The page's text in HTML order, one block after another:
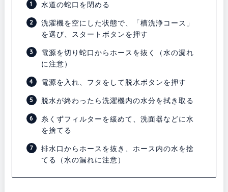
水道の蛇口を閉める
洗濯機を空にした状態で、「槽洗浄コース」
を選び、スタートボタンを押す
電源を切り蛇口からホースを抜く（水の漏れ
に注意）
電源を入れ、フタをして脱水ボタンを押す
脱水が終わったら洗濯機内の水分を拭き取る
糸くずフィルターを緩めて、洗面器などに水
を捨てる
排水口からホースを抜き、ホース内の水を捨
てる（水の漏れに注意）